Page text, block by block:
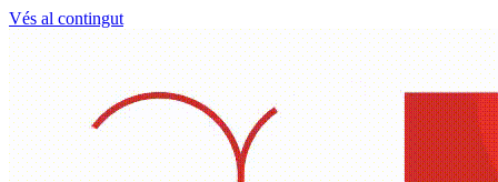
Vés al contingut